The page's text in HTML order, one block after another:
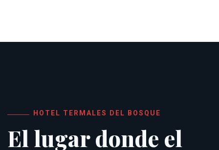
HOTEL TERMALES DEL BOSQUE
El lugar donde el